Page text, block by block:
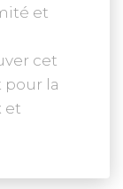
et
cet
la
et